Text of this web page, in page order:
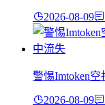
2026-08-09
警惕Imtoken
2026-08-09